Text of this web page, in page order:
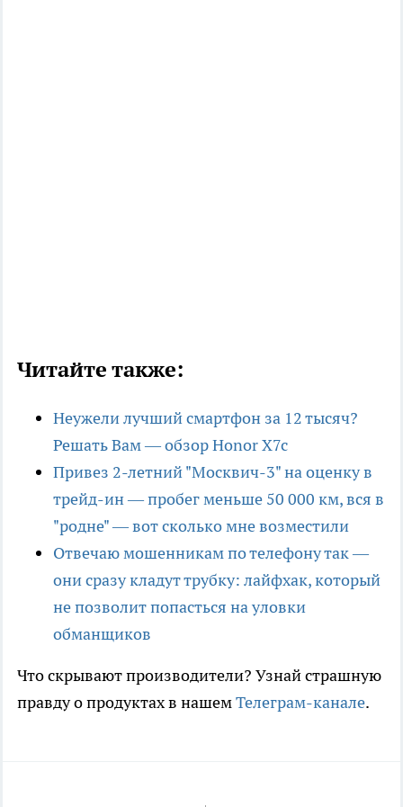
Читайте также:
Неужели лучший смартфон за 12 тысяч?
Решать Вам — обзор Honor X7c
Привез 2-летний "Москвич-3" на оценку в
трейд-ин — пробег меньше 50 000 км, вся в
"родне" — вот сколько мне возместили
Отвечаю мошенникам по телефону так —
они сразу кладут трубку: лайфхак, который
не позволит попасться на уловки
обманщиков
Что скрывают производители? Узнай страшную
правду о продуктах в нашемТелеграм-канале.